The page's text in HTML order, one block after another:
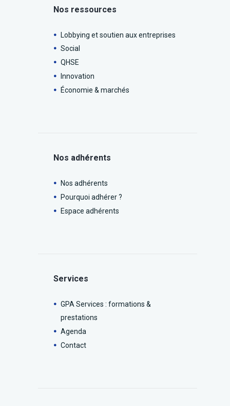
Nos ressources
Lobbying et soutien aux entreprises
Social
QHSE
Innovation
Économie & marchés
Nos adhérents
Nos adhérents
Pourquoi adhérer ?
Espace adhérents
Services
GPA Services : formations &
prestations
Agenda
Contact